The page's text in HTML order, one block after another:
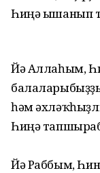
Һиңә ышанып
Йә Аллаһым,
һәм
Һиңә
Йә Раббым,